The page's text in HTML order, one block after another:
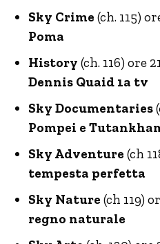
Sky Crime (ch. 115)
Poma
History (ch. 116) ore
Dennis Quaid 1a tv
Sky Documentaries
Pompei e
Sky Adventure (ch
tempesta perfetta
Sky Nature (ch 119)
regno naturale